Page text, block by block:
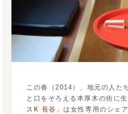
この春（2014）、地元の人た
と口をそろえる本厚木の街に生
スK 長谷 」は女性専用のシェ